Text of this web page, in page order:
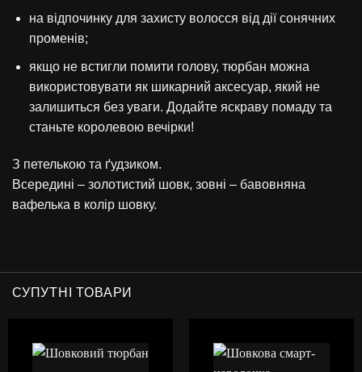
на відпочинку для захисту волосся від дії сонячних
променів;
якщо не встигли помити голову, тюрбан можна
використовувати як шикарний аксесуар, який не
залишиться без уваги. Додайте яскраву помаду та
станьте королевою вечірки!
З петелькою та ґудзиком.
Всередині – золотистий шовк, зовні – бавовняна
вафелька в колір шовку.
СУПУТНІ ТОВАРИ